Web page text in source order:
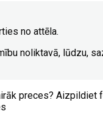
no attēla.
noliktavā, lūdzu,
preces? Aizpildiet